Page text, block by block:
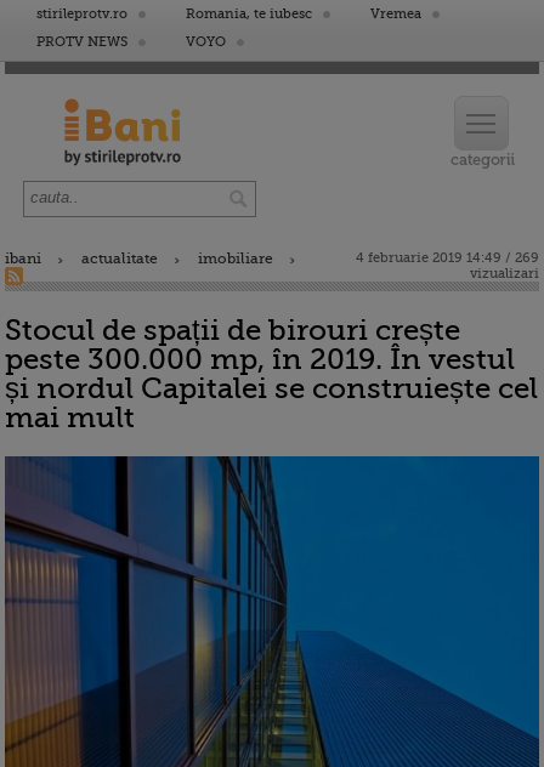
stirileprotv.ro Romania, te iubesc
Vremea
PROTV NEWS
VOYO
ibani actualitate imobiliare
4 februarie 2019 14:49 / 269
vizualizari
Stocul de spații de birouri crește
peste 300.000 mp, în 2019. În vestul
și nordul Capitalei se construiește cel
mai mult